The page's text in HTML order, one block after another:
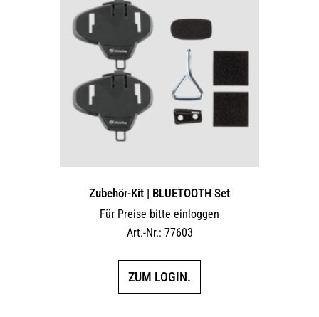
Zubehör-Kit | BLUETOOTH Set
Für Preise bitte einloggen
Art.-Nr.: 77603
ZUM LOGIN.